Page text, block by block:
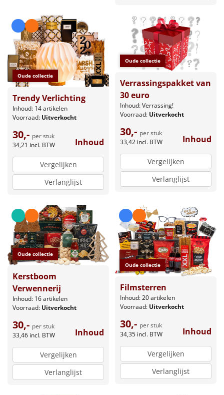
Oude collectie
Trendy Verlichting
Inhoud: 14 artikelen
Voorraad: Uitverkocht
30,- per stuk
34,21 incl. BTW Inhoud
Vergelijken
Verlanglijst
Oude collectie
Verrassingspakket van
30 euro
Inhoud: Verrassing!
Voorraad: Uitverkocht
30,- per stuk
33,42 incl. BTW Inhoud
Vergelijken
Verlanglijst
Oude collectie
Kerstboom
Verwennerij
Inhoud: 16 artikelen
Voorraad: Uitverkocht
30,- per stuk
33,46 incl. BTW Inhoud
Vergelijken
Verlanglijst
Oude collectie
Filmsterren
Inhoud: 20 artikelen
Voorraad: Uitverkocht
30,- per stuk
34,35 incl. BTW Inhoud
Vergelijken
Verlanglijst